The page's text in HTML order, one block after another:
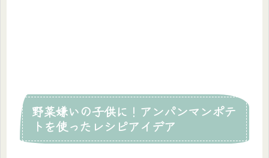
野菜嫌いの子供に！アンパンマンポテ
トを使ったレシピアイデア